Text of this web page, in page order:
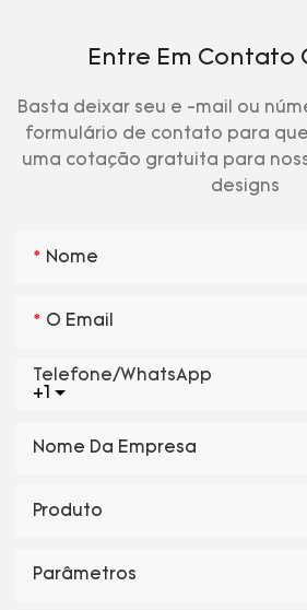
Entre Em Contato
Basta deixar seu e -mail ou
formulário de contato para
uma cotação gratuita para
designs
Nome
O Email
+1
Telefone/WhatsApp
Nome Da Empresa
Produto
Parâmetros